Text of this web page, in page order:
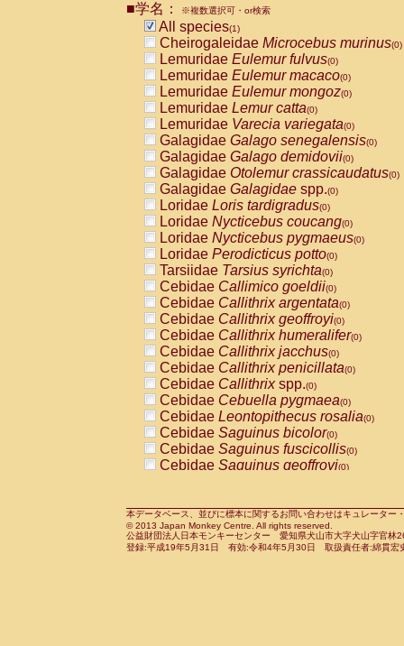
CebidaeCebus nigrivittatus
CebidaeCebus
CebidaeSaimiri boliviensis(0)
CebidaeSaimiri sciureus(0)
AtelidaeAlouatta caraya(0)
AtelidaeAlouatta fusca(0)
AtelidaeAlouatta seniculus
AtelidaeAlouattaspp.(0)
AtelidaeAteles belzebuth(0)
AtelidaeAteles geoffroyi(0)
AtelidaeAteles paniscus(0)
AtelidaeAtelesspp.(0)
Atelidae Lagothrix lagothricha
AtelidaeLagothrix lagothricha cana
PitheciidaeCacajao calvus
PitheciidaeCallicebus cupreus
PitheciidaeCallicebus donacophilus
PitheciidaeCallicebus moloch
PitheciidaeCallicebus torquatus
PitheciidaeCallicebusspp.(0)
PitheciidaeChiropotes satanas(0)
PitheciidaePithecia monachus
PitheciidaePithecia pithecia(0)
CercopithecidaeCercocebus agilis
CercopithecidaeCercocebus
CercopithecidaeCercocebus
CercopithecidaeCercocebus
CercopithecidaeCercocebus
CercopithecidaeCercocebushybrid
CercopithecidaePapio anubis(0)
CercopithecidaePapio cynocephalus
CercopithecidaePapio hamadryas(0)
■学名： ※複数選択可・or検索
All species(1)
Cheirogaleidae Microcebus murinus(0)
Lemuridae Eulemur fulvus(0)
Lemuridae Eulemur macaco(0)
Lemuridae Eulemur mongoz(0)
Lemuridae Lemur catta(0)
Lemuridae Varecia variegata(0)
Galagidae Galago senegalensis(0)
Galagidae Galago demidovii(0)
Galagidae Otolemur crassicaudatus(0)
Galagidae Galagidae spp.(0)
Loridae Loris tardigradus(0)
Loridae Nycticebus coucang(0)
Loridae Nycticebus pygmaeus(0)
Loridae Perodicticus potto(0)
Tarsiidae Tarsius syrichta(0)
Cebidae Callimico goeldii(0)
Cebidae Callithrix argentata(0)
Cebidae Callithrix geoffroyi(0)
Cebidae Callithrix humeralifer(0)
Cebidae Callithrix jacchus(0)
Cebidae Callithrix penicillata(0)
Cebidae Callithrixspp.(0)
Cebidae Cebuella pygmaea(0)
Cebidae Leontopithecus rosalia(0)
Cebidae Saguinus bicolor(0)
Cebidae Saguinus fuscicollis(0)
Cebidae Saguinus geoffroyi(0)
CebidaeSaguinus leucopus(0)
CebidaeSaguinus midas(0)
Cebidae Saguinus mystax(0)
本データベース、並びに標本に関するお問い合わせはキュレータ
© 2013 Japan Monkey Centre. All rights reserved.
公益財団法人日本モンキーセンター 愛知県犬山市大字犬山字官
登録:平成19年5月31日 有効:令和4年5月30日 取扱責任者:綿貫宏